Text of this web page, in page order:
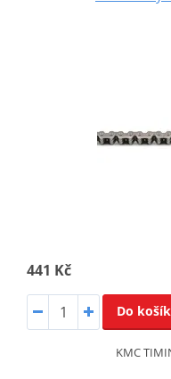
441 Kč
Do
KMC